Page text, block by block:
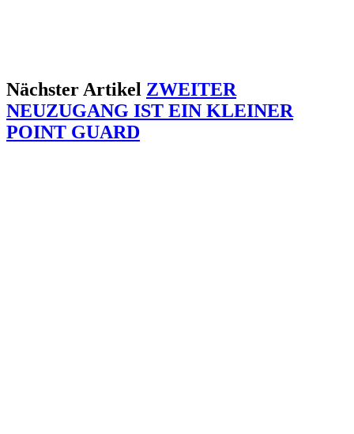
Nächster Artikel ZWEITER
NEUZUGANG IST EIN KLEINER
POINT GUARD